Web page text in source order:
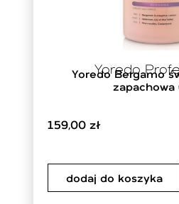
Yoredo
Yoredo Bergamo
zapachowa
159,00 zł
dodaj do koszyka